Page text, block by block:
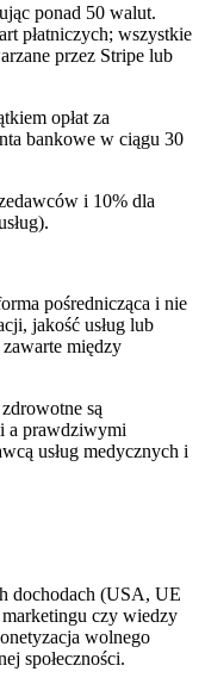
ponad 50 walut.
płatniczych; wszystkie
przez Stripe lub
opłat za
bankowe w ciągu 30
i 10% dla
pośrednicząca i nie
jakość usług lub
między
są
a prawdziwymi
usług medycznych i
dochodach (USA, UE
czy wiedzy
wolnego
społeczności.